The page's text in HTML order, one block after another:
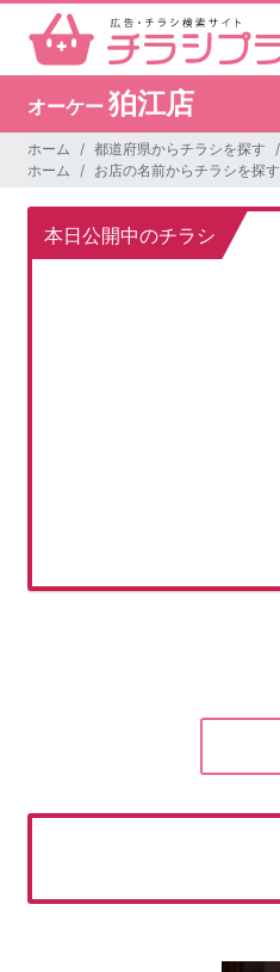
オーケー 狛江店
ホーム 都道府県からチラシを探す
ホーム
お店の名前からチラシを探す
本日公開中のチラシ